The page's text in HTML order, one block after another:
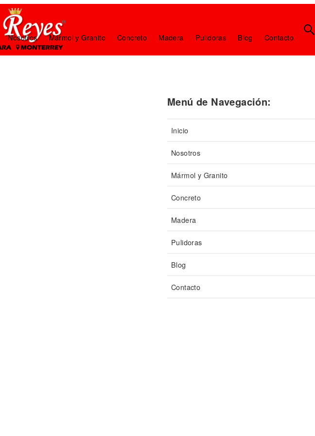
Nosotros Mármol y Granito Concreto Madera Pulidoras Blog Contacto
Menú de Navegación:
Inicio
Nosotros
Mármol y Granito
Concreto
Madera
Pulidoras
Blog
Contacto